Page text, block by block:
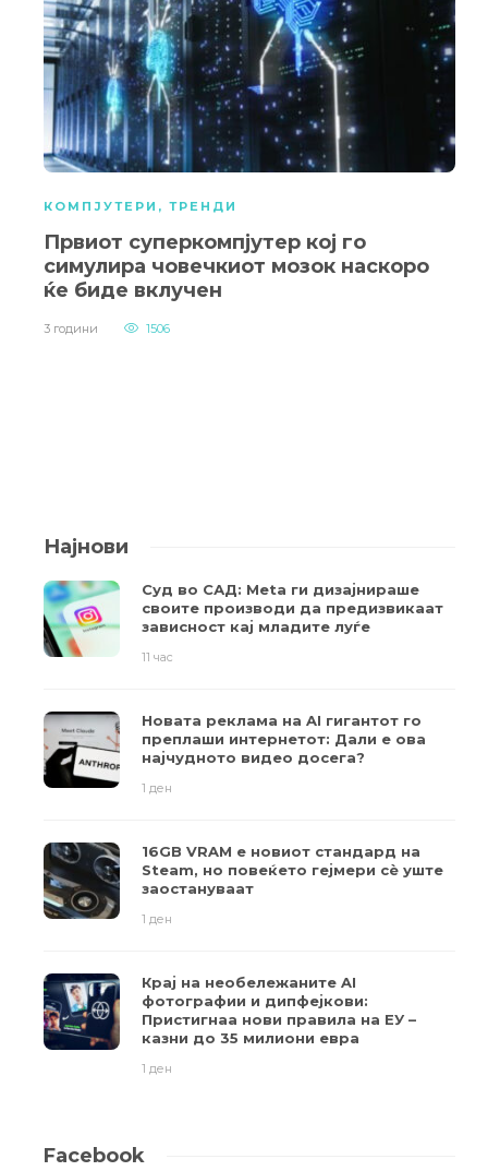
КОМПЈУТЕРИ , ТРЕНДИ
Првиот суперкомпјутер кој го
симулира човечкиот мозок наскоро
ќе биде вклучен
3 години 1506
Најнови
Суд во САД: Meta ги дизајнираше
своите производи да предизвикаат
зависност кај младите луѓе
11 час
Новата реклама на AI гигантот го
преплаши интернетот: Дали е ова
најчудното видео досега?
1 ден
16GB VRAM е новиот стандард на
Steam, но повеќето гејмери ​​сè уште
заостануваат
1 ден
Крај на необележаните AI
фотографии и дипфејкови:
Пристигнаа нови правила на ЕУ –
казни до 35 милиони евра
1 ден
Facebook